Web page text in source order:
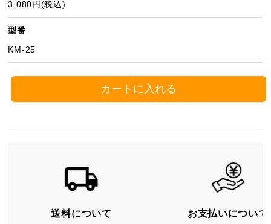
3,080円(税込)
型番
KM-25
カートに入れる
送料について お支払いについて